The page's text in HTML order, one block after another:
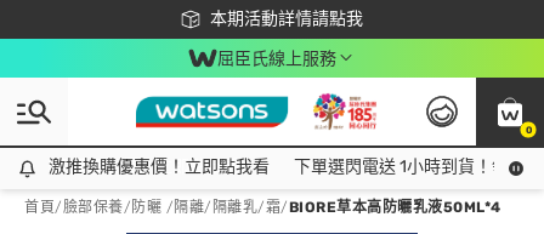
本期活動詳情請點我
下載app最高回饋$350
屈臣氏線上服務
0
激推換購優惠價！立即點我看
激推換購優惠價！立即點我看 下單選閃電送 1小時到貨！領神
首頁/臉部保養/ 防曬 /隔離/ 隔離乳/霜/BIORE草本高防曬乳液50ML*4